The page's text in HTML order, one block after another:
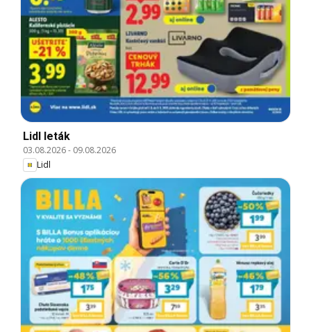
Lidl leták
03.08.2026- 09.08.2026
Lidl